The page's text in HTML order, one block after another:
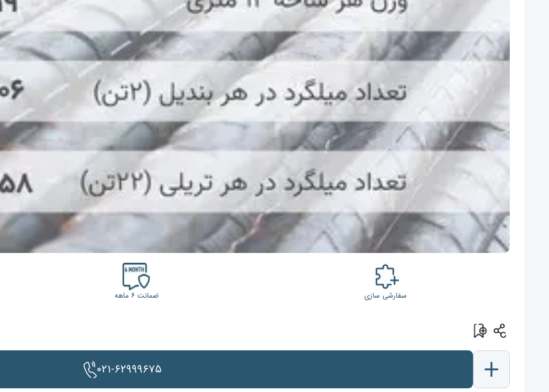
سفارشی سازی ضمانت ۶ ماهه
۰۲۱-۶۲۹۹۹۶۷۵